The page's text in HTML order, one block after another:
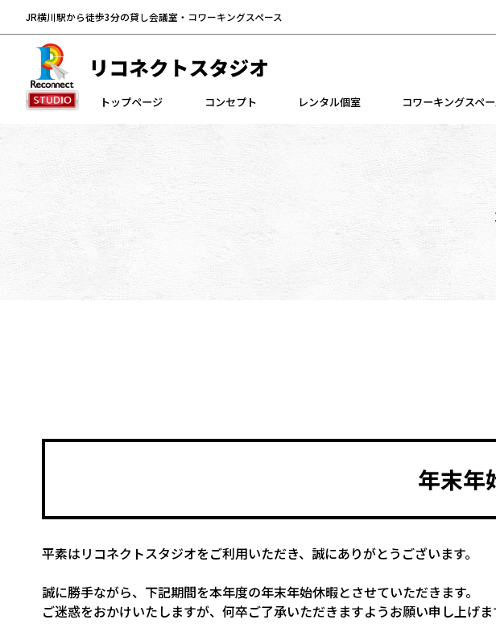
JR横川駅から徒歩3分の貸し会議室・コワーキングスペース
トップページ コンセプト レンタル個室 コワーキングスペ
年末年
平素はリコネクトスタジオをご利用いただき、誠にありがとうございます。
誠に勝手ながら、下記期間を本年度の年末年始休暇とさせていただきます。
ご迷惑をおかけいたしますが、何卒ご了承いただきますようお願い申し上げま